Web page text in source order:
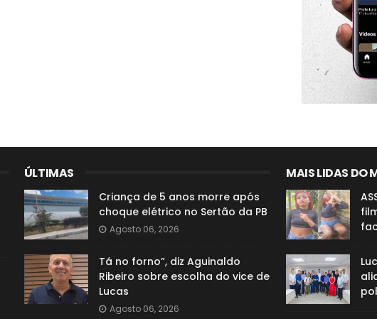
ÚLTIMAS
Criança de 5 anos morre após
choque elétrico no Sertão da PB
Agosto 06, 2026
Tá no forno”, diz Aguinaldo
Ribeiro sobre escolha do vice de
Lucas
Agosto 06, 2026
MAIS LIDAS DO